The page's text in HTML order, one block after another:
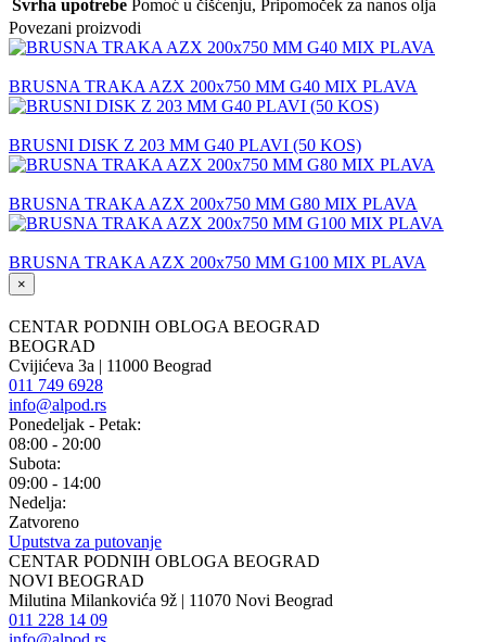
Svrha upotrebe Pomoć u čišćenju, Pripomoček za nanos olja
Povezani proizvodi
BRUSNA TRAKA AZX 200x750 MM G40 MIX PLAVA
BRUSNI DISK Z 203 MM G40 PLAVI (50 KOS)
BRUSNA TRAKA AZX 200x750 MM G80 MIX PLAVA
BRUSNA TRAKA AZX 200x750 MM G100 MIX PLAVA
×
CENTAR PODNIH OBLOGA BEOGRAD
BEOGRAD
Cvijićeva 3a | 11000 Beograd
011 749 6928
info@alpod.rs
Ponedeljak - Petak:
08:00 - 20:00
Subota:
09:00 - 14:00
Nedelja:
Zatvoreno
Uputstva za putovanje
CENTAR PODNIH OBLOGA BEOGRAD
NOVI BEOGRAD
Milutina Milankovića 9ž | 11070 Novi Beograd
011 228 14 09